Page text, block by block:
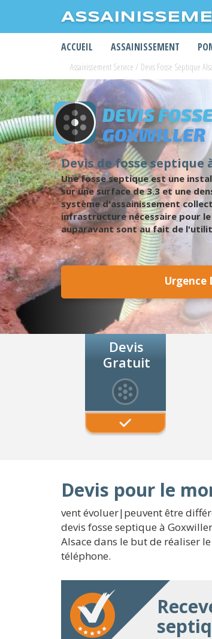
ACCUEIL ASSAINISSEMENT
Assainissement Service / Devis Fosse Septique
DEVIS
GOXWILLER
Devis de fosse
Une fosse septique est une
sur une surface de 3.3 et une
système d'assainissement
infrastructure nécessaire pour le
auparavant sont au fait de
Urgence
Devis
Gratuit
Devis pour le
vent évoluer|peuvent être
devis fosse septique à
Alsace dans le but de réaliser
téléphone.